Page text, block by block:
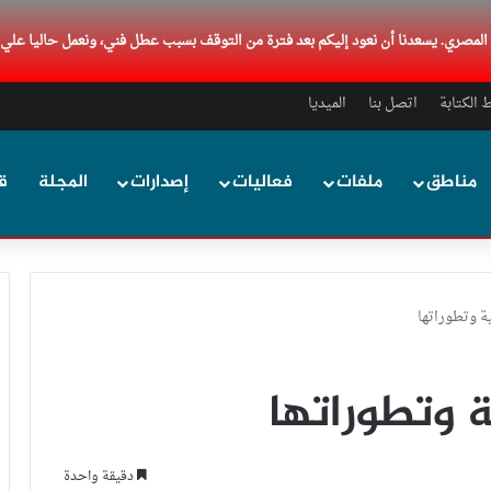
المصري. يسعدنا أن نعود إليكم بعد فترة من التوقف بسبب عطل فني، ونعمل حاليا
اتصل بنا الميديا
مناطق ملفات فعاليات إصدارات المجلة
وتطوراتها
وتطوراتها
دقيقة واحدة